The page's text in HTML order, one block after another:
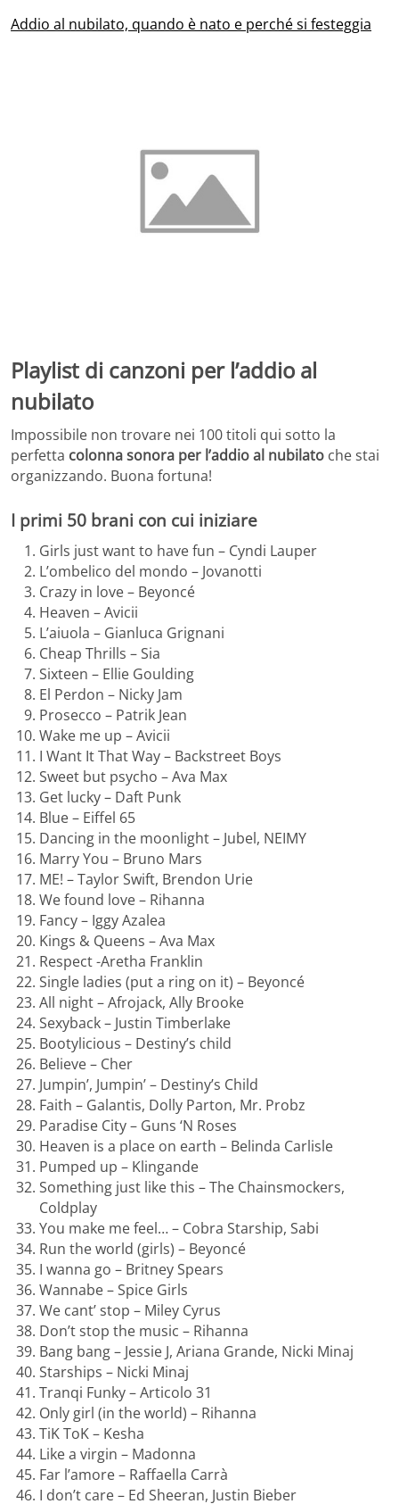
Addio al nubilato, quando è nato e perché si festeggia
Playlist di canzoni per l’addio al
nubilato
Impossibile non trovare nei 100 titoli qui sotto la
perfetta colonna sonora per l’addio al nubilato che stai
organizzando. Buona fortuna!
I primi 50 brani con cui iniziare
Girls just want to have fun – Cyndi Lauper
L’ombelico del mondo – Jovanotti
Crazy in love – Beyoncé
Heaven – Avicii
L’aiuola – Gianluca Grignani
Cheap Thrills – Sia
Sixteen – Ellie Goulding
El Perdon – Nicky Jam
Prosecco – Patrik Jean
Wake me up – Avicii
I Want It That Way – Backstreet Boys
Sweet but psycho – Ava Max
Get lucky – Daft Punk
Blue – Eiffel 65
Dancing in the moonlight – Jubel, NEIMY
Marry You – Bruno Mars
ME! – Taylor Swift, Brendon Urie
We found love – Rihanna
Fancy – Iggy Azalea
Kings & Queens – Ava Max
Respect -Aretha Franklin
Single ladies (put a ring on it) – Beyoncé
All night – Afrojack, Ally Brooke
Sexyback – Justin Timberlake
Bootylicious – Destiny’s child
Believe – Cher
Jumpin’, Jumpin’ – Destiny’s Child
Faith – Galantis, Dolly Parton, Mr. Probz
Paradise City – Guns ‘N Roses
Heaven is a place on earth – Belinda Carlisle
Pumped up – Klingande
Something just like this – The Chainsmockers,
Coldplay
You make me feel… – Cobra Starship, Sabi
Run the world (girls) – Beyoncé
I wanna go – Britney Spears
Wannabe – Spice Girls
We cant’ stop – Miley Cyrus
Don’t stop the music – Rihanna
Bang bang – Jessie J, Ariana Grande, Nicki Minaj
Starships – Nicki Minaj
Tranqi Funky – Articolo 31
Only girl (in the world) – Rihanna
TiK ToK – Kesha
Like a virgin – Madonna
Far l’amore – Raffaella Carrà
I don’t care – Ed Sheeran, Justin Bieber